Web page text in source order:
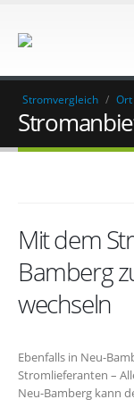
Stromvergleich / Ort
Mit dem
Bamberg
wechseln
Ebenfalls in Neu-
Stromlieferanten –
Neu-Bamberg kann